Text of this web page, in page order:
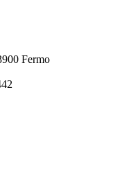
Fermo